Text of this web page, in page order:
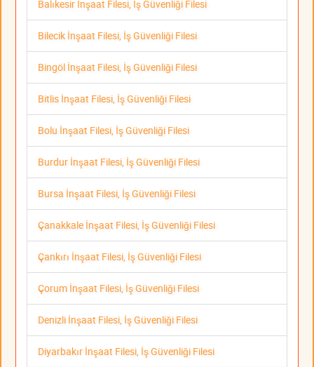
Balıkesir İnşaat Filesi, İş Güvenliği Filesi
Bilecik İnşaat Filesi, İş Güvenliği Filesi
Bingöl İnşaat Filesi, İş Güvenliği Filesi
Bitlis İnşaat Filesi, İş Güvenliği Filesi
Bolu İnşaat Filesi, İş Güvenliği Filesi
Burdur İnşaat Filesi, İş Güvenliği Filesi
Bursa İnşaat Filesi, İş Güvenliği Filesi
Çanakkale İnşaat Filesi, İş Güvenliği Filesi
Çankırı İnşaat Filesi, İş Güvenliği Filesi
Çorum İnşaat Filesi, İş Güvenliği Filesi
Denizli İnşaat Filesi, İş Güvenliği Filesi
Diyarbakır İnşaat Filesi, İş Güvenliği Filesi